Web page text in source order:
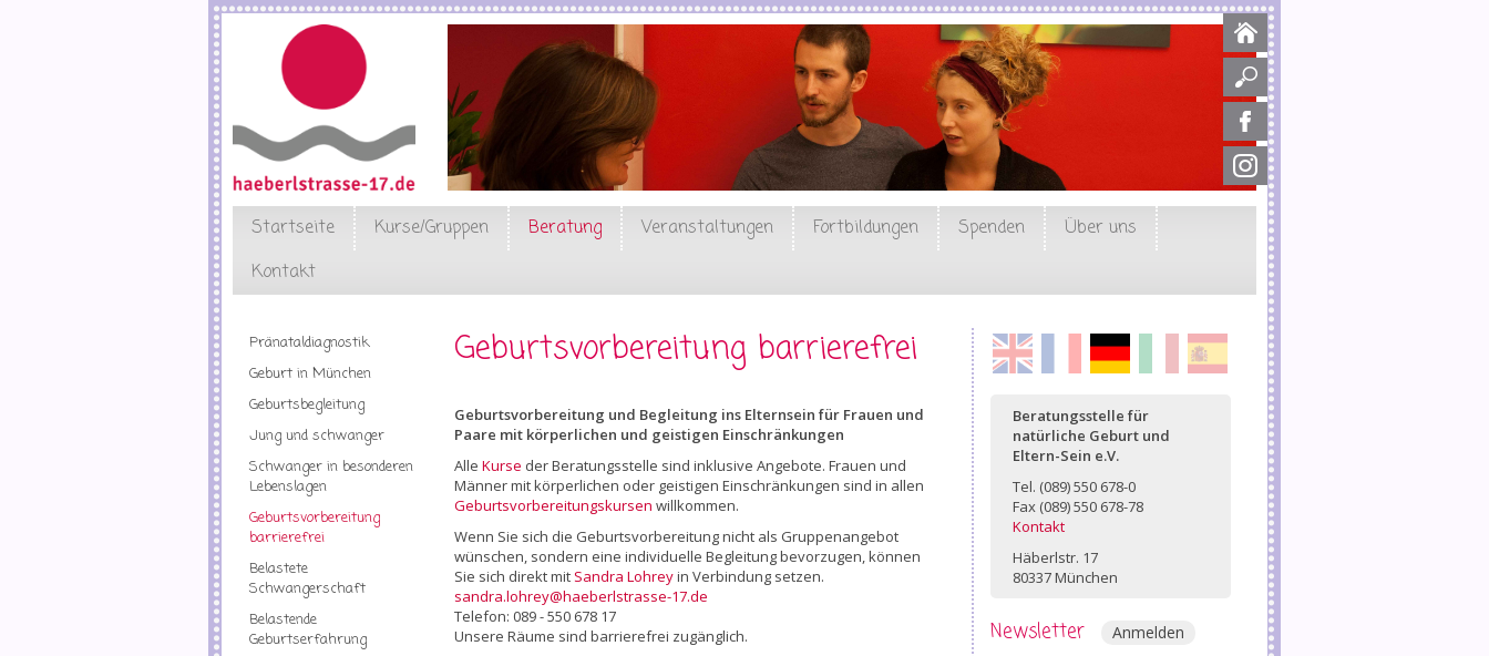
Startseite Kurse/Gruppen Beratung Veranstaltungen Fortbildungen Spenden
Über uns
Kontakt
Pränataldiagnostik
Geburt in München
Geburtsbegleitung
Jung und schwanger
Schwanger in besonderen
Lebenslagen
Geburtsvorbereitung
barrierefrei
Belastete
Schwangerschaft
Belastende
Geburtserfahrung
Geburtsvorbereitung barrierefrei
Geburtsvorbereitung und Begleitung ins Elternsein für Frauen und
Paare mit körperlichen und geistigen Einschränkungen
Alle Kurse der Beratungsstelle sind inklusive Angebote. Frauen und
Männer mit körperlichen oder geistigen Einschränkungen sind in allen
Geburtsvorbereitungskursen willkommen.
Wenn Sie sich die Geburtsvorbereitung nicht als Gruppenangebot
wünschen, sondern eine individuelle Begleitung bevorzugen, können
Sie sich direkt mit Sandra Lohreyin Verbindung setzen.
sandra.lohrey@haeberlstrasse-17.de
Telefon: 089 - 550 678 17
Unsere Räume sind barrierefrei zugänglich.
English FrançaisDeutsch ItalianoEspañol
Beratungsstelle für
natürliche Geburt und
Eltern-Sein e.V.
Tel. (089) 550 678-0
Fax (089) 550 678-78
Kontakt
Häberlstr. 17
80337 München
Newsletter Anmelden